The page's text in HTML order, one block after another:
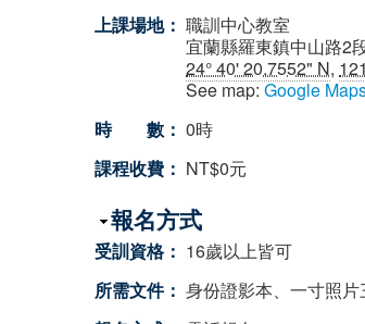
上課場地： 職訓中心教室
宜蘭縣羅東鎮中山路2
24° 40' 20.7552" N,
See map:Google
時 數： 0時
課程收費： NT$0元
隱藏
報名方式
受訓資格： 16歲以上皆可
所需文件： 身份證影本、一寸照